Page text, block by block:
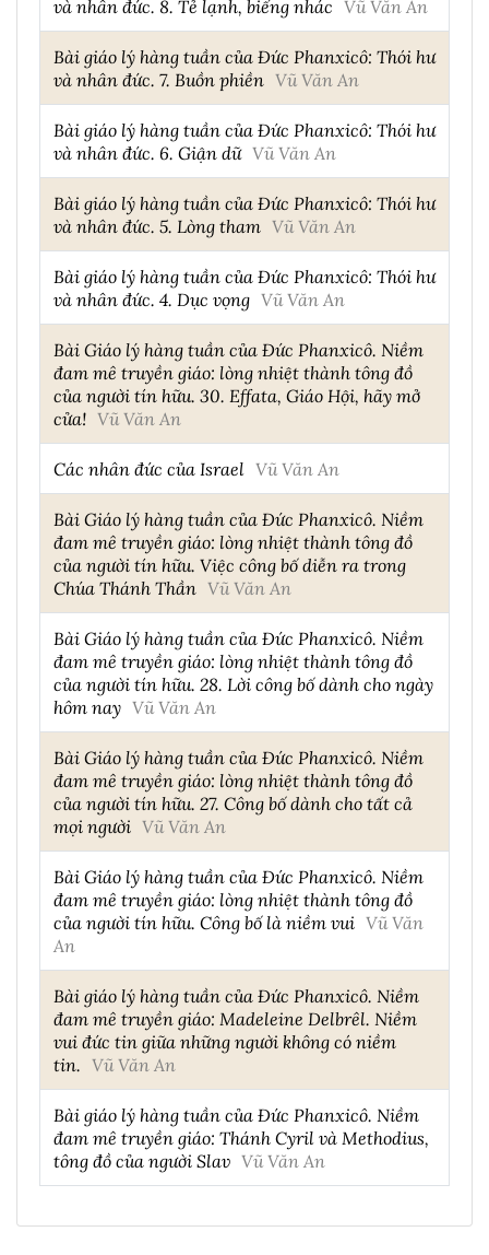
và nhân đức. 8. Tẻ lạnh, biếng nhác Vũ Văn An
Bài giáo lý hàng tuần của Đức Phanxicô: Thói hư
và nhân đức. 7. Buồn phiền Vũ Văn An
Bài giáo lý hàng tuần của Đức Phanxicô: Thói hư
và nhân đức. 6. Giận dữ Vũ Văn An
Bài giáo lý hàng tuần của Đức Phanxicô: Thói hư
và nhân đức. 5. Lòng tham Vũ Văn An
Bài giáo lý hàng tuần của Đức Phanxicô: Thói hư
và nhân đức. 4. Dục vọng Vũ Văn An
Bài Giáo lý hàng tuần của Đức Phanxicô. Niềm
đam mê truyền giáo: lòng nhiệt thành tông đồ
của người tín hữu. 30. Effata, Giáo Hội, hãy mở
cửa! Vũ Văn An
Các nhân đức của Israel Vũ Văn An
Bài Giáo lý hàng tuần của Đức Phanxicô. Niềm
đam mê truyền giáo: lòng nhiệt thành tông đồ
của người tín hữu. Việc công bố diễn ra trong
Chúa Thánh Thần Vũ Văn An
Bài Giáo lý hàng tuần của Đức Phanxicô. Niềm
đam mê truyền giáo: lòng nhiệt thành tông đồ
của người tín hữu. 28. Lời công bố dành cho ngày
hôm nay Vũ Văn An
Bài Giáo lý hàng tuần của Đức Phanxicô. Niềm
đam mê truyền giáo: lòng nhiệt thành tông đồ
của người tín hữu. 27. Công bố dành cho tất cả
mọi người Vũ Văn An
Bài Giáo lý hàng tuần của Đức Phanxicô. Niềm
đam mê truyền giáo: lòng nhiệt thành tông đồ
của người tín hữu. Công bố là niềm vui Vũ Văn
An
Bài giáo lý hàng tuần của Đức Phanxicô. Niềm
đam mê truyền giáo: Madeleine Delbrêl. Niềm
vui đức tin giữa những người không có niềm
tin. Vũ Văn An
Bài giáo lý hàng tuần của Đức Phanxicô. Niềm
đam mê truyền giáo: Thánh Cyril và Methodius,
tông đồ của người Slav Vũ Văn An